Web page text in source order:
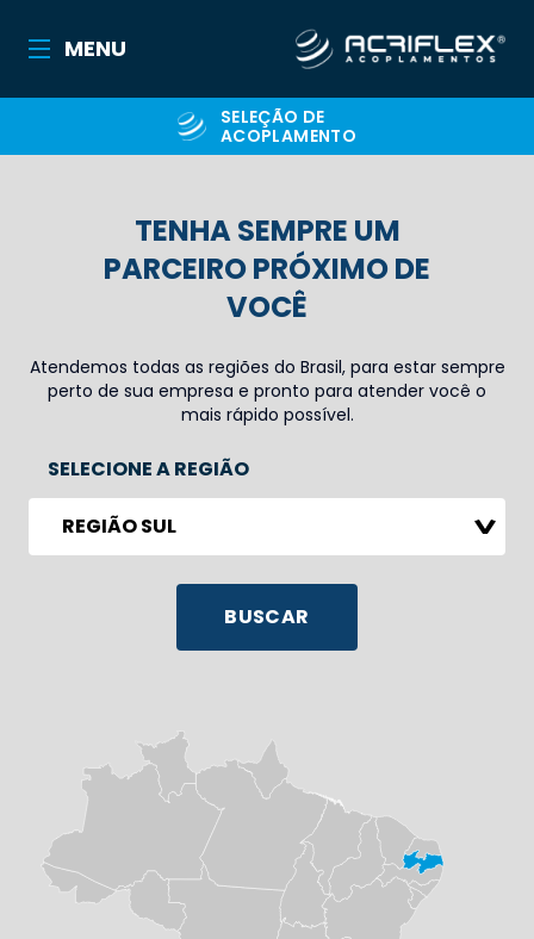
MENU
SELEÇÃO DE
ACOPLAMENTO
TENHA SEMPRE UM
PARCEIRO PRÓXIMO DE
VOCÊ
Atendemos todas as regiões do Brasil, para estar sempre
perto de sua empresa e pronto para atender você o
mais rápido possível.
SELECIONE A REGIÃO